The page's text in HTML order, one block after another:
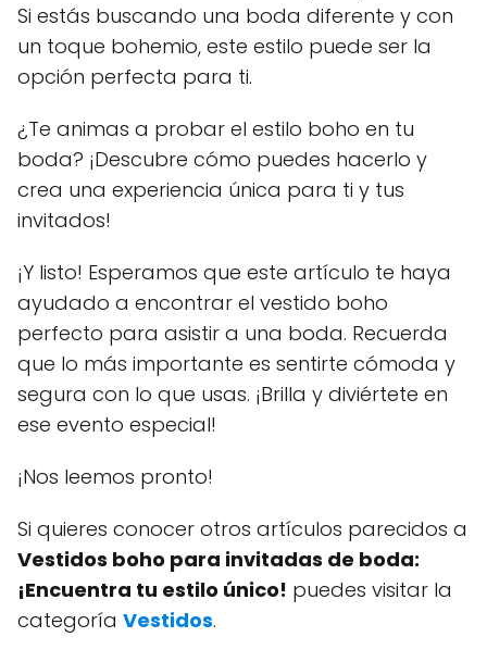
Si estás buscando una boda diferente y con
un toque bohemio, este estilo puede ser la
opción perfecta para ti.
¿Te animas a probar el estilo boho en tu
boda? ¡Descubre cómo puedes hacerlo y
crea una experiencia única para ti y tus
invitados!
¡Y listo! Esperamos que este artículo te haya
ayudado a encontrar el vestido boho
perfecto para asistir a una boda. Recuerda
que lo más importante es sentirte cómoda y
segura con lo que usas. ¡Brilla y diviértete en
ese evento especial!
¡Nos leemos pronto!
Si quieres conocer otros artículos parecidos a
Vestidos boho para invitadas de boda:
¡Encuentra tu estilo único! puedes visitar la
categoría Vestidos.